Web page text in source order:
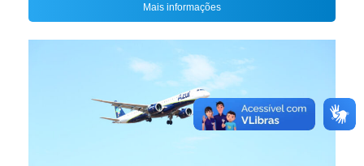
Mais informações